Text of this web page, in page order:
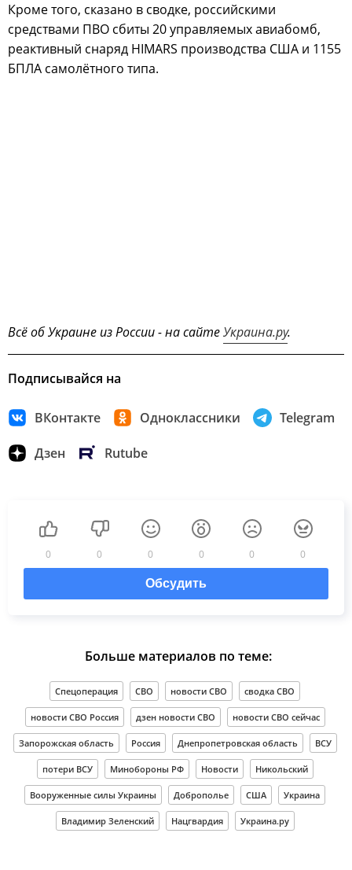
Кроме того, сказано в сводке, российскими
средствами ПВО сбиты 20 управляемых авиабомб,
реактивный снаряд HIMARS производства США и 1155
БПЛА самолётного типа.
Всё об Украине из России - на сайтеУкраина.ру.
Подписывайся на
ВКонтакте Одноклассники Telegram
Дзен Rutube
0 0 0 0 0 0
Обсудить
Больше материалов по теме:
Спецоперация СВО новости СВО сводка СВО
новости СВО Россия дзен новости СВО новости СВО сейчас
Запорожская область Россия Днепропетровская область ВСУ
потери ВСУ Минобороны РФ Новости Никольский
Вооруженные силы Украины Доброполье США Украина
Владимир Зеленский Нацгвардия Украина.ру